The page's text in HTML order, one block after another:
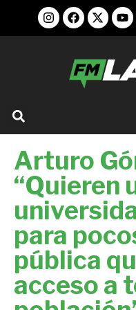
Arturo
“Quieren
para
pública
acceso a